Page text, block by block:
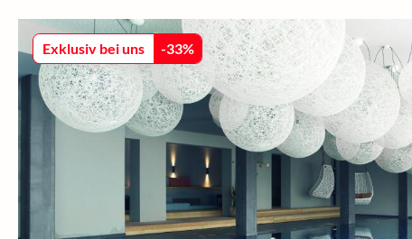
Exklusiv bei uns -33%